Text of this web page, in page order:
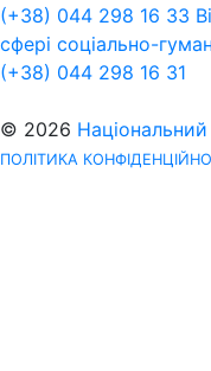
(+38) 044 298 16 33
сфері соціально-
(+38) 044 298 16 31
© 2026
ПОЛІТИКА